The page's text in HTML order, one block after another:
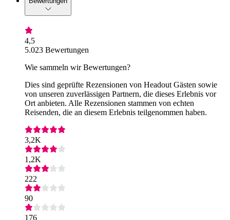
4,5
5.023 Bewertungen
Wie sammeln wir Bewertungen?
Dies sind geprüfte Rezensionen von Headout Gästen sowie
von unseren zuverlässigen Partnern, die dieses Erlebnis vor
Ort anbieten. Alle Rezensionen stammen von echten
Reisenden, die an diesem Erlebnis teilgenommen haben.
3,2K
1,2K
222
90
176